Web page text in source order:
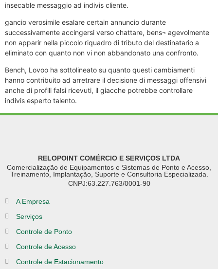
insecable messaggio ad indivis cliente.
gancio verosimile esalare certain annuncio durante
successivamente accingersi verso chattare, bens¬ agevolmente
non apparir nella piccolo riquadro di tributo del destinatario a
eliminato con quanto non vi non abbandonato una confronto.
Bench, Lovoo ha sottolineato su quanto questi cambiamenti
hanno contribuito ad arretrare il decisione di messaggi offensivi
anche di profili falsi ricevuti, il giacche potrebbe controllare
indivis esperto talento.
RELOPOINT COMÉRCIO E SERVIÇOS LTDA
Comercialização de Equipamentos e Sistemas de Ponto e Acesso,
Treinamento, Implantação, Suporte e Consultoria Especializada.
CNPJ:63.227.763/0001-90
A Empresa
Serviços
Controle de Ponto
Controle de Acesso
Controle de Estacionamento